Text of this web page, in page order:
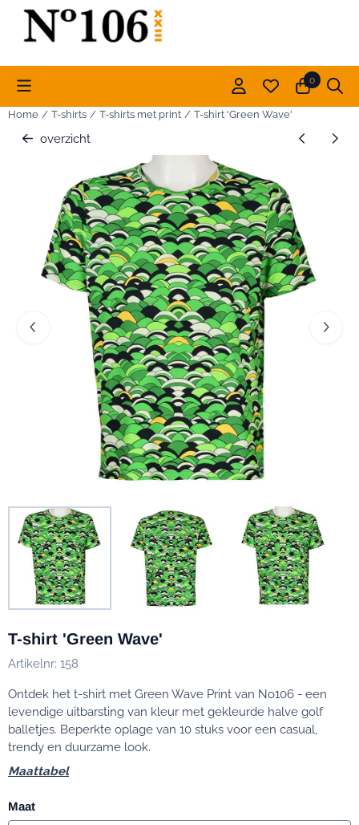
Cookievoorkeuren zijn momenteel gesloten.
0
Home / T-shirts / T-shirts met print / T-shirt 'Green Wave'
overzicht
T-shirt 'Green Wave'
Artikelnr: 158
Ontdek het t-shirt met Green Wave Print van No106 - een
levendige uitbarsting van kleur met gekleurde halve golf
balletjes. Beperkte oplage van 10 stuks voor een casual,
trendy en duurzame look.
Maattabel
Maat